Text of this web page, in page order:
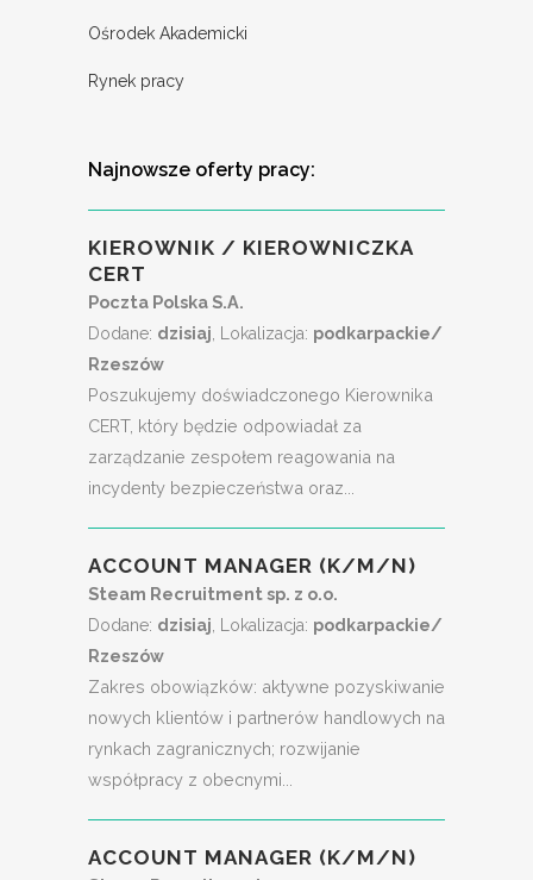
Ośrodek Akademicki
Rynek pracy
Najnowsze oferty pracy:
KIEROWNIK / KIEROWNICZKA
CERT
Poczta Polska S.A.
Dodane: dzisiaj , Lokalizacja: podkarpackie/
Rzeszów
Poszukujemy doświadczonego Kierownika
CERT, który będzie odpowiadał za
zarządzanie zespołem reagowania na
incydenty bezpieczeństwa oraz...
ACCOUNT MANAGER (K/M/N)
Steam Recruitment sp. z o.o.
Dodane: dzisiaj , Lokalizacja: podkarpackie/
Rzeszów
Zakres obowiązków: aktywne pozyskiwanie
nowych klientów i partnerów handlowych na
rynkach zagranicznych; rozwijanie
współpracy z obecnymi...
ACCOUNT MANAGER (K/M/N)